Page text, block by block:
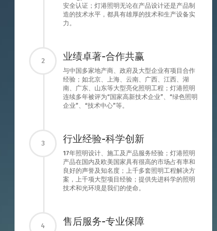
安全认证；灯港照明无论在产品设计还是产品制
造的技术水平，都具有雄厚的技术和生产设备实
力。
2 业绩卓著-合作共赢
与中国多家地产商、政府及大型企业有项目合作
经验；如北京、上海、云南、广西、江西、湖
南、广东、山东等大型亮化照明工程；灯港照明
连续多年被评为“国家高新技术企业”、“绿色照明
企业”、“技术中心”等。
3 行业经验-科学创新
17年照明设计、施工及产品服务经验；灯港照明
产品在国内及欧美国家具有很高的市场占有率和
良好的声誉及知名度；上千多套照明工程解决方
案，上千项大型项目经验；提供先进科学的照明
技术和光环境是我们的使命。
4 售后服务-专业保障